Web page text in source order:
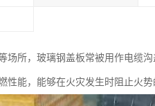
所，玻璃钢盖板常被用作电缆
能，能够在火灾发生时阻止火势